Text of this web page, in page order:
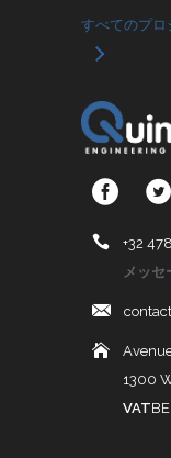
すべてのプロ
+32
メッセ
1300
VAT